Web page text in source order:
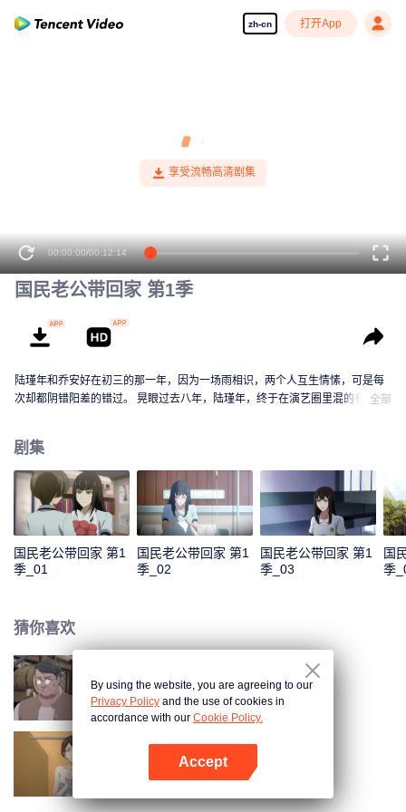
zh-cn 打开App
00:00:00/00:12:14
国民老公带回家 第1季
陆瑾年和乔安好在初三的那一年，因为一场雨相识，两个人互生情愫，可是每
次却都阴错阳差的错过。 晃眼过去八年，陆瑾年，终于在演艺圈里混的有了起
族企业，曾经互相暗恋的两个人，再次重逢，并开始扮演假未婚夫妻。两人的
关系却因之前的误会处于冰封状态。直到陆瑾年两人互相坦露心迹，重修旧
好。 两人的感情因一次又一次的误会和旁人的阻隔而生隙，直到最后乔安好知
道真相……
全部
剧集
国民老公带回家 第1
季_01
国民老公带回家 第1
季_02
国民老公带回家 第1
季_03
国
季
猜你喜欢
国民老公带回家 第4季
国民老公带回家 第2季
By using the website, you are agreeing to our
Privacy Policy and the use of cookies in
accordance with our Cookie Policy.
Accept